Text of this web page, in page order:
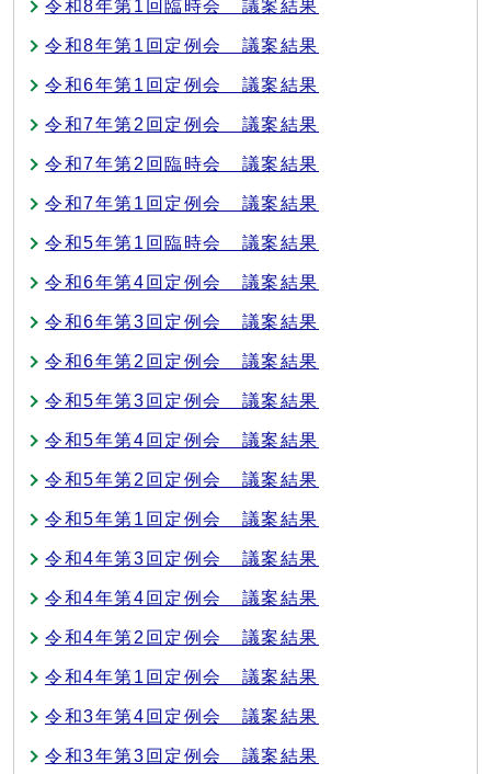
令和8年第1回臨時会 議案結果
令和8年第1回定例会 議案結果
令和6年第1回定例会 議案結果
令和7年第2回定例会 議案結果
令和7年第2回臨時会 議案結果
令和7年第1回定例会 議案結果
令和5年第1回臨時会 議案結果
令和6年第4回定例会 議案結果
令和6年第3回定例会 議案結果
令和6年第2回定例会 議案結果
令和5年第3回定例会 議案結果
令和5年第4回定例会 議案結果
令和5年第2回定例会 議案結果
令和5年第1回定例会 議案結果
令和4年第3回定例会 議案結果
令和4年第4回定例会 議案結果
令和4年第2回定例会 議案結果
令和4年第1回定例会 議案結果
令和3年第4回定例会 議案結果
令和3年第3回定例会 議案結果